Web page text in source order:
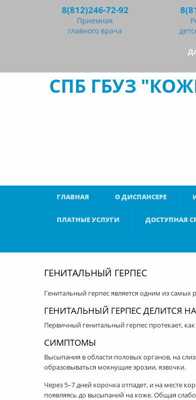
Перейти к основному содержанию
8(812)246-72-92
Приемная
главного врача
СПБ ГБУЗ
ГЛАВНАЯ О ДИСПАНСЕРЕ
ПЛАТНЫЕ УСЛУГИ ДОСТУПНАЯ
ГЕНИТАЛЬНЫЙ ГЕРПЕС
Генитальный герпес является одним из
ГЕНИТАЛЬНЫЙ ГЕРПЕС ДЕЛИТСЯ
Первичный генитальный герпес протекает,
СИМПТОМЫ
Высыпания в области половых органов, на
образовываться мокнущие эрозии, язвочки.
Через 5–7 дней корочка отпадет, и на месте
появляясь до высыпаний на коже. Общая